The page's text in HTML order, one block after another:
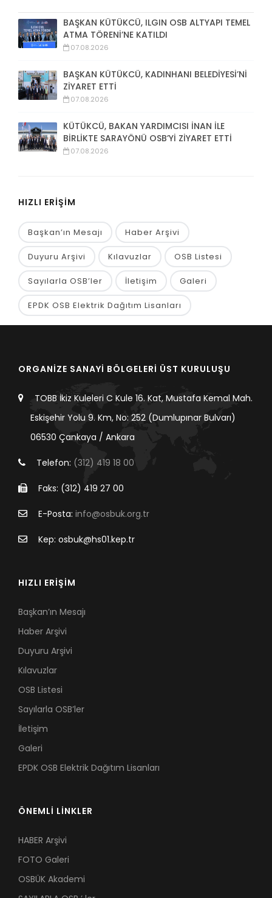
BAŞKAN KÜTÜKCÜ, ILGIN OSB ALTYAPI TEMEL
ATMA TÖRENİ’NE KATILDI
07.08.2026
BAŞKAN KÜTÜKCÜ, KADINHANI BELEDİYESİ’Nİ
ZİYARET ETTİ
07.08.2026
KÜTÜKCÜ, BAKAN YARDIMCISI İNAN İLE
BİRLİKTE SARAYÖNÜ OSB’Yİ ZİYARET ETTİ
07.08.2026
HIZLI ERİŞİM
Başkan’ın Mesajı Haber Arşivi
Duyuru Arşivi Kılavuzlar OSB Listesi
Sayılarla OSB’ler İletişim Galeri
EPDK OSB Elektrik Dağıtım Lisanları
ORGANİZE SANAYİ BÖLGELERİ ÜST KURULUŞU
TOBB İkiz Kuleleri C Kule 16. Kat, Mustafa Kemal Mah.
Eskişehir Yolu 9. Km, No: 252 (Dumlupınar Bulvarı)
06530 Çankaya / Ankara
Telefon: (312) 419 18 00
Faks: (312) 419 27 00
E-Posta: info@osbuk.org.tr
Kep: osbuk@hs01.kep.tr
HIZLI ERİŞİM
Başkan’ın Mesajı
Haber Arşivi
Duyuru Arşivi
Kılavuzlar
OSB Listesi
Sayılarla OSB’ler
İletişim
Galeri
EPDK OSB Elektrik Dağıtım Lisanları
ÖNEMLİ LİNKLER
HABER Arşivi
FOTO Galeri
OSBÜK Akademi